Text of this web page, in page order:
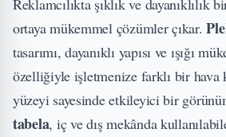
Reklamcılıkta şıklık ve dayanıklılık
ortaya mükemmel çözümler çıkar.
tasarımı, dayanıklı yapısı ve ışığı
özelliğiyle işletmenize farklı bir hava
yüzeyi sayesinde etkileyici bir
tabela, iç ve dış mekânda